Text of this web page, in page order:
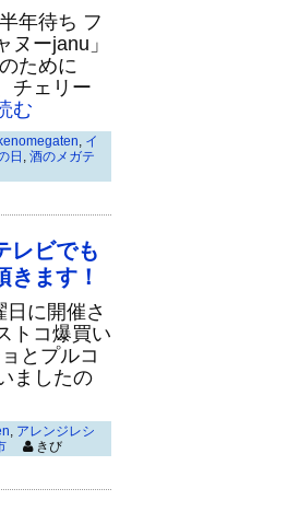
年待ち フ
ーjanu」
ために
チェリー
む
, イ
日 , 酒のメガテ
レビでも
ます！
に開催さ
トコ爆買い
とプルコ
ましたの
, アレンジレシ
きび